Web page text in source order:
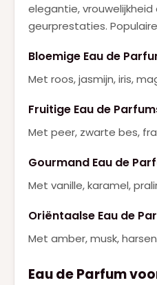
elegantie, vrouwelijkheid
geurprestaties.
Bloemige Eau de
Met roos, jasmijn, iris,
Fruitige Eau de
Met peer, zwarte bes,
Gourmand Eau de
Met vanille, karamel,
Oriëntaalse Eau de
Met amber, musk,
Eau de Parfum